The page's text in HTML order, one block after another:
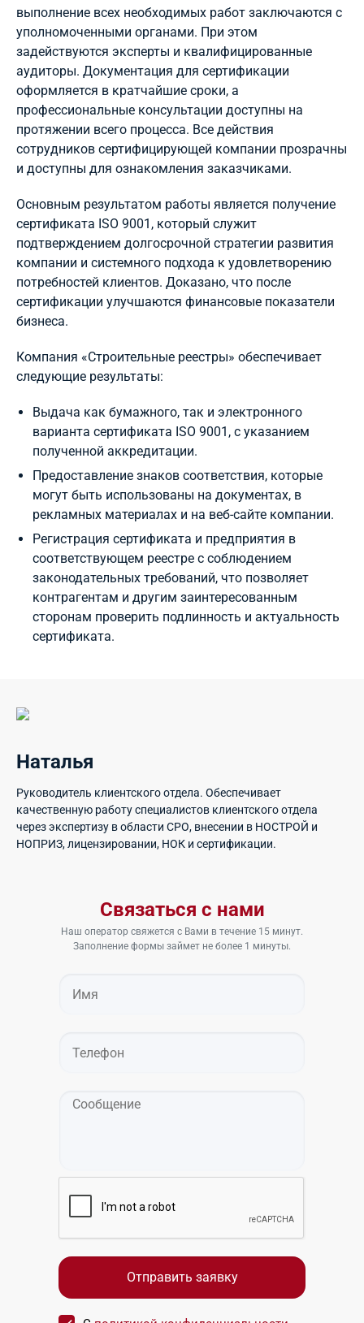
выполнение всех необходимых работ заключаются с
уполномоченными органами. При этом
задействуются эксперты и квалифицированные
аудиторы. Документация для сертификации
оформляется в кратчайшие сроки, а
профессиональные консультации доступны на
протяжении всего процесса. Все действия
сотрудников сертифицирующей компании прозрачны
и доступны для ознакомления заказчиками.
Основным результатом работы является получение
сертификата ISO 9001, который служит
подтверждением долгосрочной стратегии развития
компании и системного подхода к удовлетворению
потребностей клиентов. Доказано, что после
сертификации улучшаются финансовые показатели
бизнеса.
Компания «Строительные реестры» обеспечивает
следующие результаты:
Выдача как бумажного, так и электронного
варианта сертификата ISO 9001, с указанием
полученной аккредитации.
Предоставление знаков соответствия, которые
могут быть использованы на документах, в
рекламных материалах и на веб-сайте компании.
Регистрация сертификата и предприятия в
соответствующем реестре с соблюдением
законодательных требований, что позволяет
контрагентам и другим заинтересованным
сторонам проверить подлинность и актуальность
сертификата.
Наталья
Руководитель клиентского отдела. Обеспечивает
качественную работу специалистов клиентского отдела
через экспертизу в области СРО, внесении в НОСТРОЙ и
НОПРИЗ, лицензировании, НОК и сертификации.
Связаться с нами
Наш оператор свяжется с Вами в течение 15 минут.
Заполнение формы займет не более 1 минуты.